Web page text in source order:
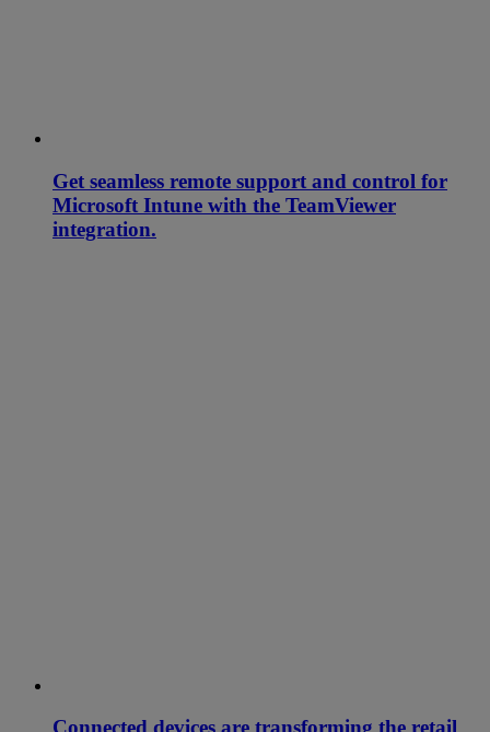
Get seamless remote support and control for
Microsoft Intune with the TeamViewer
integration.
Connected devices are transforming the retail